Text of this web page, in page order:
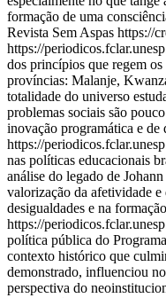
formação de uma
Revista Sem Aspas https://
https://
dos princípios que regem
províncias: Malanje,
totalidade do universo
problemas sociais são
inovação programática e
https://
nas políticas educacionais
análise do legado de
valorização da afetividade
desigualdades e na
https://
política pública do
contexto histórico que
demonstrado, influenciou
perspectiva do